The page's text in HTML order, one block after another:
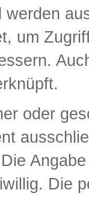
werden
um
oder
Die